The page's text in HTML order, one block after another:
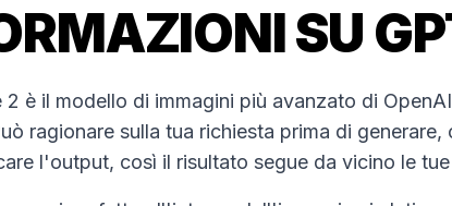
SU
2 è il modello di immagini più avanzato di
ragionare sulla tua richiesta prima di
l'output, così il risultato segue da vicino le